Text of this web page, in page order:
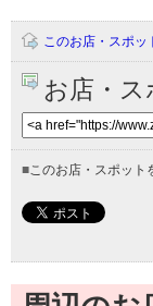
このお店・スポッ
お店・
■このお店・スポット